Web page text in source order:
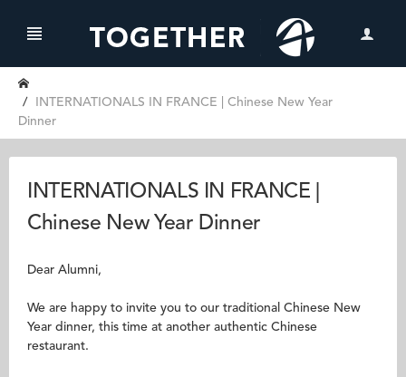
INTERNATIONALS IN FRANCE | Chinese New Year
Dinner
INTERNATIONALS IN FRANCE |
Chinese New Year Dinner
Dear Alumni,
We are happy to invite you to our traditional Chinese New
Year dinner, this time at another authentic Chinese
restaurant.